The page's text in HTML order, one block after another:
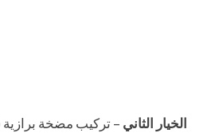
الخيار الثاني – تركيب مضخة برازية